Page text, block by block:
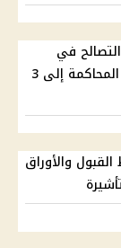
في
قضية الدهس والمحكمة تؤجل المحاكمة إلى 3
2026.. شروط القبول والأوراق